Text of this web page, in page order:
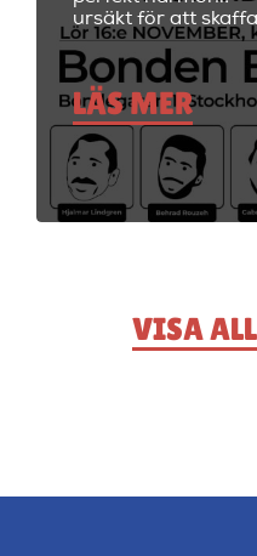
ursäkt för att
LÄS MER
VISA